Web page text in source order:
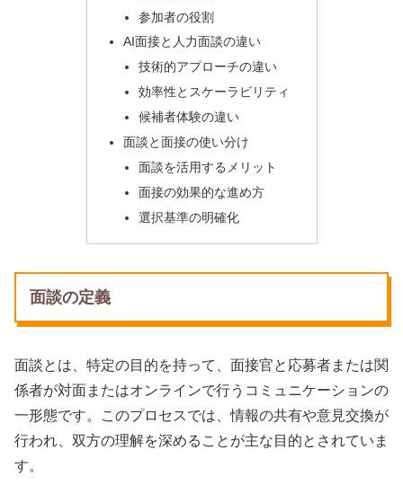
参加者の役割
AI面接と人力面談の違い
技術的アプローチの違い
効率性とスケーラビリティ
候補者体験の違い
面談と面接の使い分け
面談を活用するメリット
面接の効果的な進め方
選択基準の明確化
面談の定義
面談とは、特定の目的を持って、面接官と応募者または関
係者が対面またはオンラインで行うコミュニケーションの
一形態です。このプロセスでは、情報の共有や意見交換が
行われ、双方の理解を深めることが主な目的とされていま
す。